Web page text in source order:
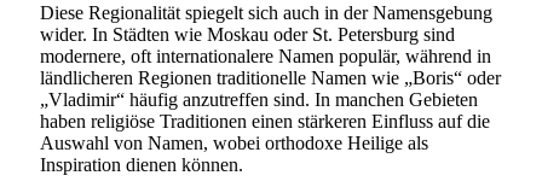
Diese Regionalität spiegelt sich auch in der Namensgebung
wider. In Städten wie Moskau oder St. Petersburg sind
modernere, oft internationalere Namen populär, während in
ländlicheren Regionen traditionelle Namen wie „Boris“ oder
„Vladimir“ häufig anzutreffen sind. In manchen Gebieten
haben religiöse Traditionen einen stärkeren Einfluss auf die
Auswahl von Namen, wobei orthodoxe Heilige als
Inspiration dienen können.